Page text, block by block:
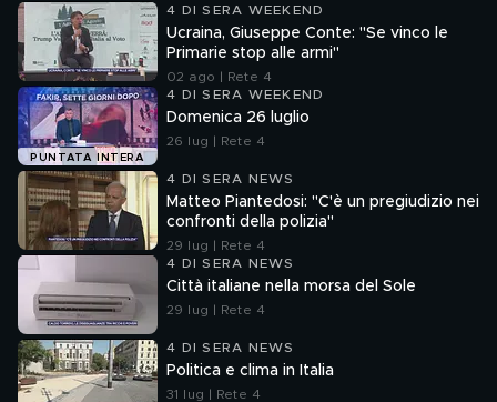
4 DI SERA WEEKEND
Ucraina, Giuseppe Conte: "Se vinco le
Primarie stop alle armi"
02 ago | Rete 4
PUNTATA INTERA
4 DI SERA WEEKEND
Domenica 26 luglio
26 lug | Rete 4
4 DI SERA NEWS
Matteo Piantedosi: "C'è un pregiudizio nei
confronti della polizia"
29 lug | Rete 4
4 DI SERA NEWS
Città italiane nella morsa del Sole
29 lug | Rete 4
4 DI SERA NEWS
Politica e clima in Italia
31 lug | Rete 4